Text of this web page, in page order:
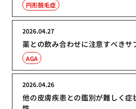
円形脱毛症
薬との飲み合わせに注意すべきサ
2026.04.27
AGA
他の皮膚疾患との鑑別が難しく症
2026.04.26